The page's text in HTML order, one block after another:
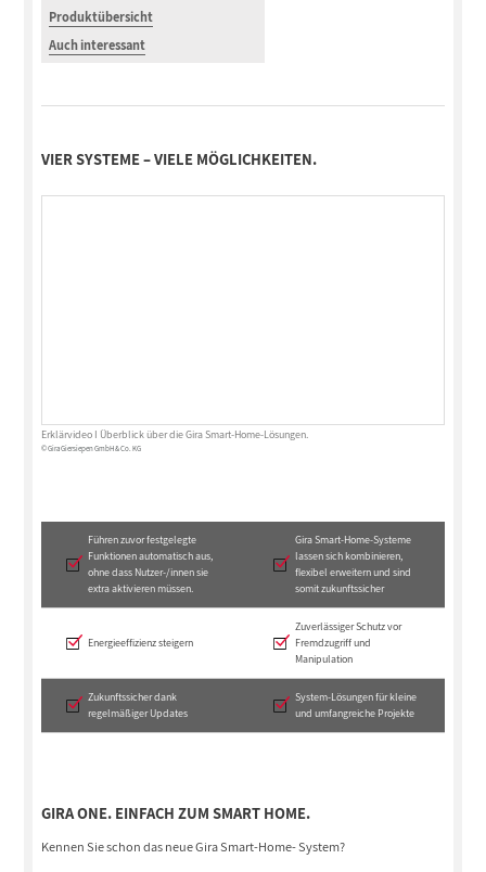
Produktübersicht
Auch interessant
VIER SYSTEME – VIELE MÖGLICHKEITEN.
Erklärvideo I Überblick über die Gira Smart-Home-Lösungen.
© Gira Giersiepen GmbH & Co. KG
Führen zuvor festgelegte
Funktionen automatisch aus,
ohne dass Nutzer-/innen sie
extra aktivieren müssen.
Gira Smart-Home-Systeme
lassen sich kombinieren,
flexibel erweitern und sind
somit zukunftssicher
Energieeffizienz steigern
Zuverlässiger Schutz vor
Fremdzugriff und
Manipulation
Zukunftssicher dank
regelmäßiger Updates
System-Lösungen für kleine
und umfangreiche Projekte
GIRA ONE. EINFACH ZUM SMART HOME.
Kennen Sie schon das neue Gira Smart-Home- System?